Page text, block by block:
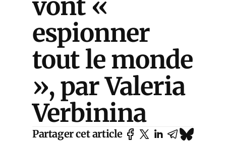
vont «
espionner
tout le monde
», par Valeria
Verbinina
Partager cet article